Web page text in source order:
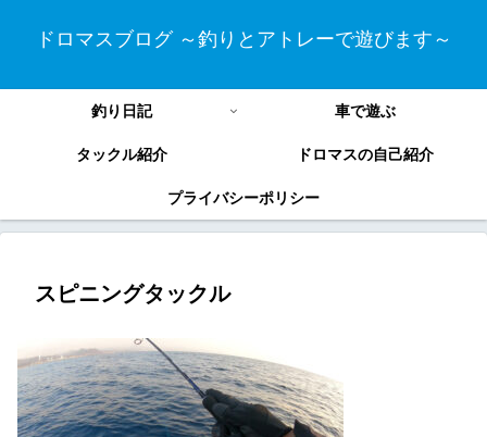
ドロマスブログ ～釣りとアトレーで遊びます～
釣り日記 車で遊ぶ
タックル紹介 ドロマスの自己紹介
プライバシーポリシー
スピニングタックル